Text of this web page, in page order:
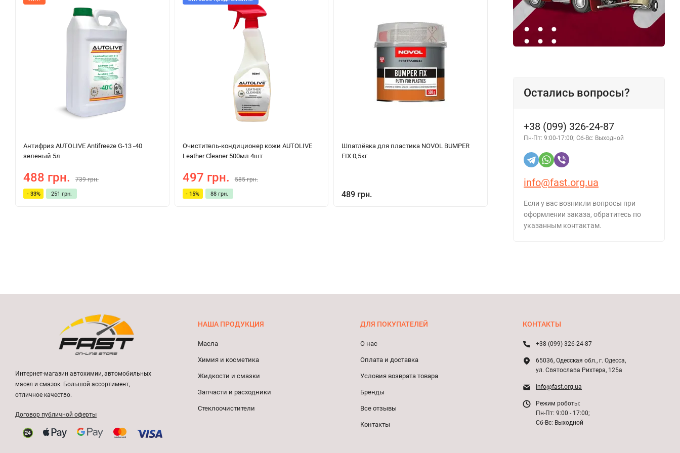
Антифриз AUTOLIVE Antifreeze G-13 -40
зеленый 5л
488 грн. 739 грн.
- 33% 251 грн.
Очиститель-кондиционер кожи AUTOLIVE
Leather Cleaner 500мл 4шт
497 грн. 585 грн.
- 15% 88 грн.
Шпатлёвка для пластика NOVOL BUMPER
FIX 0,5кг
489 грн.
Остались вопросы?
+38 (099) 326-24-87
Пн-Пт: 9:00-17:00; Сб-Вс: Выходной
info@fast.org.ua
Если у вас возникли вопросы при
оформлении заказа, обратитесь по
указанным контактам.
Интернет-магазин автохимии, автомобильных
масел и смазок. Большой ассортимент,
отличное качество.
Договор публичной оферты
НАША ПРОДУКЦИЯ
Масла
Химия и косметика
Жидкости и смазки
Запчасти и расходники
Стеклоочистители
ДЛЯ ПОКУПАТЕЛЕЙ
О нас
Оплата и доставка
Условия возврата товара
Бренды
Все отзывы
Контакты
КОНТАКТЫ
+38 (099) 326-24-87
65036, Одесская обл., г. Одесса,
ул. Святослава Рихтера, 125а
info@fast.org.ua
Режим роботы:
Пн-Пт: 9:00 - 17:00;
Сб-Вс: Выходной